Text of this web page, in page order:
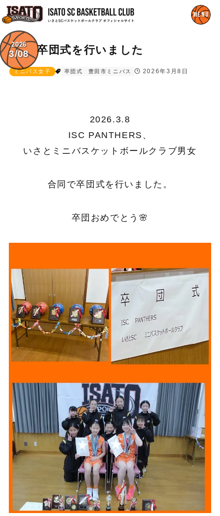
卒団式を行いました
2026
3/08
ミニバス女子 卒団式 豊田市ミニバス 2026年3月8日
2026.3.8
ISC PANTHERS、
いさとミニバスケットボールクラブ男女
合同で卒団式を行いました。
卒団おめでとう🌸